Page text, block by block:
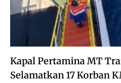
Kapal Pertamina MT
Selamatkan 17 Korban